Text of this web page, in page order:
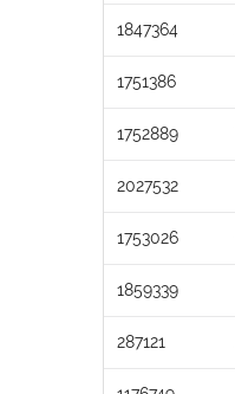
1847364
1751386
1752889
2027532
1753026
1859339
287121